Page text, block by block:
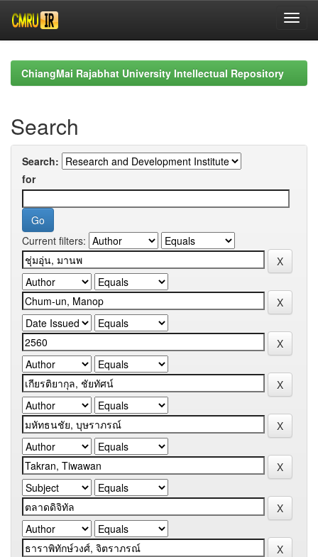
navigationChiangMai Rajabhat University Intellectual Repository
Search
Search:
for
Current filters: